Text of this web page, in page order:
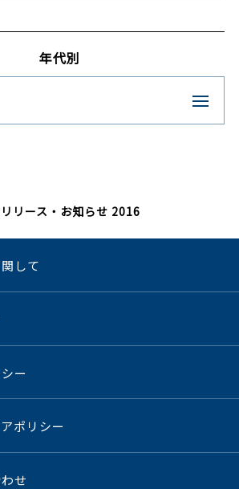
年代別
リース・お知らせ 2016
して
ー
ポリシー
せ